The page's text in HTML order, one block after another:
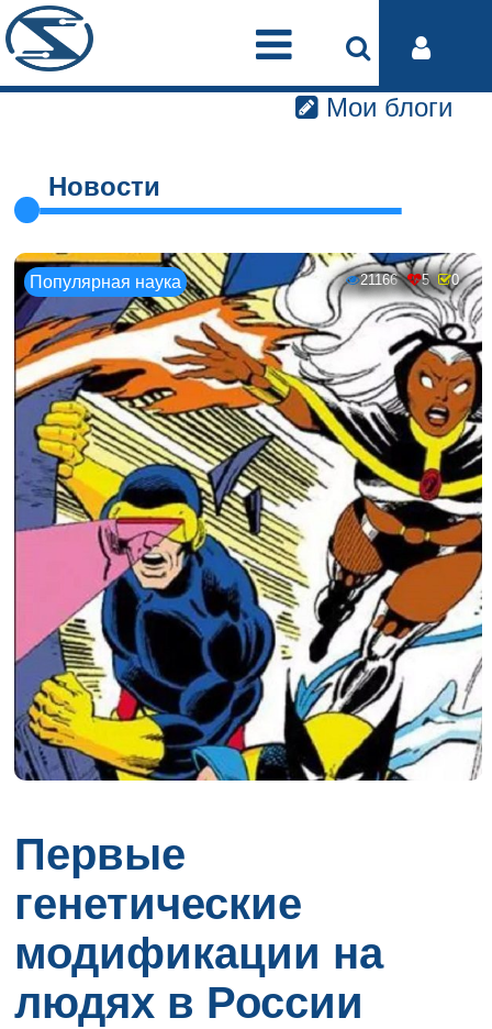
Мои блоги
Новости
Популярная наука 21166 5 0
Первые
генетические
модификации на
людях в России